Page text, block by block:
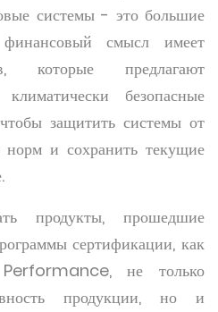
системы - это большие
смысл имеет
которые предлагают
безопасные
защитить системы от
и сохранить текущие
продукты, прошедшие
сертификации, как
не только
продукции, но и